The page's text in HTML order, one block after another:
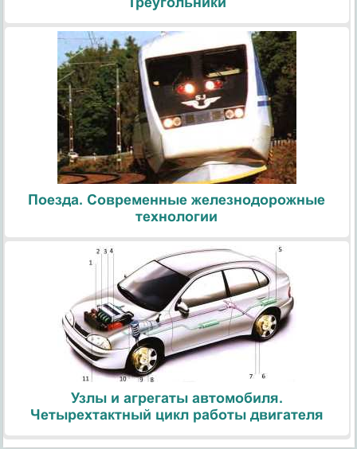
Поезда. Современные железнодорожные
технологии
Узлы и агрегаты автомобиля.
Четырехтактный цикл работы двигателя